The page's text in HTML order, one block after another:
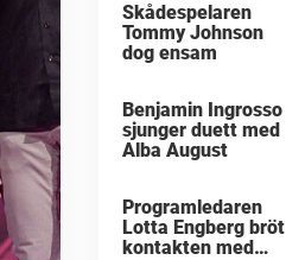
Skådespelaren
Tommy Johnson
dog ensam
Benjamin Ingrosso
sjunger duett med
Alba August
Programledaren
Lotta Engberg bröt
kontakten med